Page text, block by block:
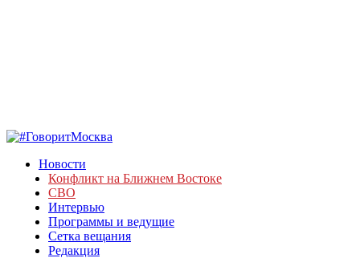
Новости
Конфликт на Ближнем Востоке
СВО
Интервью
Программы и ведущие
Сетка вещания
Редакция